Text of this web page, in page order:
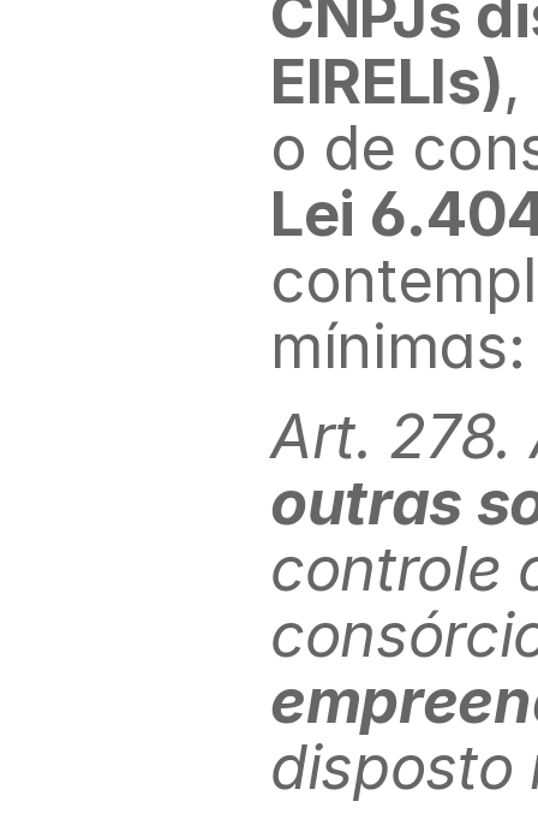
CNPJs
EIRELIs)
Lei
mínimas:
Art. 278.
outras
controle
disposto